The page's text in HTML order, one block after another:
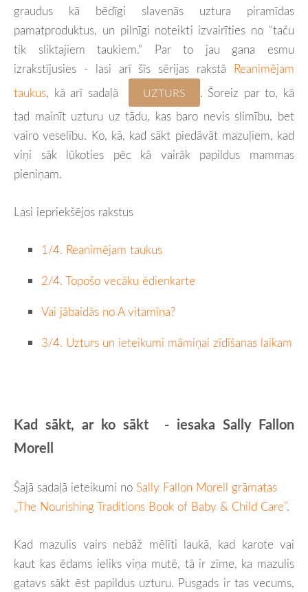
graudus kā bēdīgi slavenās uztura piramīdas
pamatproduktus, un pilnīgi noteikti izvairīties no "taču
tik sliktajiem taukiem." Par to jau gana esmu
izrakstījusies - lasi arī šīs sērijas rakstā Reanimējam
taukus, kā arī sadaļā UZTURS
. Šoreiz par to, kā
tad mainīt uzturu uz tādu, kas baro nevis slimību, bet
vairo veselību. Ko, kā, kad sākt piedāvāt mazuļiem, kad
viņi sāk lūkoties pēc kā vairāk papildus mammas
pieniņam.
Lasi iepriekšējos rakstus
1/4. Reanimējam taukus
2/4. Topošo vecāku ēdienkarte
Vai jābaidās no A vitamīna?
3/4. Uzturs un ieteikumi māmiņai zīdīšanas laikam
Kad sākt, ar ko sākt - iesaka Sally Fallon
Morell
Šajā sadaļā ieteikumi no Sally Fallon Morell grāmatas
„The Nourishing Traditions Book of Baby & Child Care”.
Kad mazulis vairs nebāž mēlīti laukā, kad karote vai
kaut kas ēdams ieliks viņa mutē, tā ir zīme, ka mazulis
gatavs sākt ēst papildus uzturu. Pusgads ir tas vecums,